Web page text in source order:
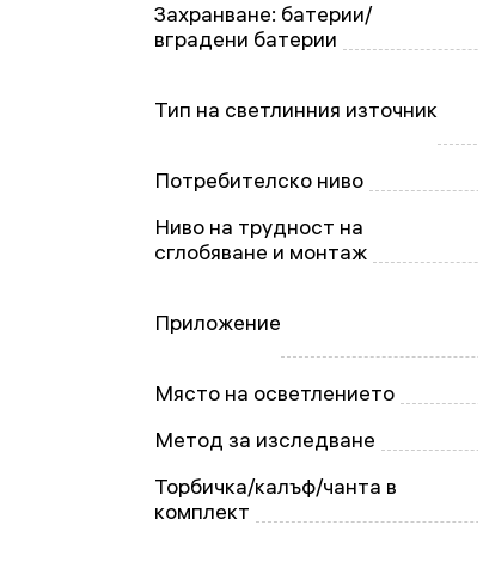
Захранване: батерии/
вградени батерии
Тип на светлинния източник
Потребителско ниво
Ниво на трудност на
сглобяване и монтаж
Приложение
Място на осветлението
Метод за изследване
Торбичка/калъф/чанта в
комплект